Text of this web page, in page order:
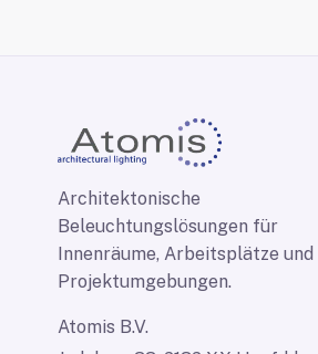
Architektonische
Beleuchtungslösungen für
Innenräume, Arbeitsplätze und
Projektumgebungen.
Atomis B.V.